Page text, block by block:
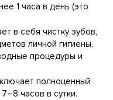
1 часа в день (это
в себя чистку зубов,
личной гигиены,
процедуры и
полноценный
часов в сутки.